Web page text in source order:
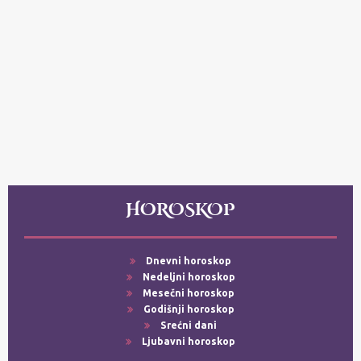
HOROSKOP
Dnevni horoskop
Nedeljni horoskop
Mesečni horoskop
Godišnji horoskop
Srećni dani
Ljubavni horoskop